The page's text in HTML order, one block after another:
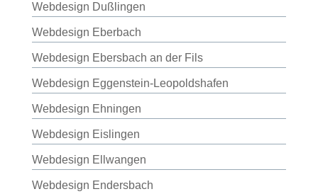
Webdesign Dußlingen
Webdesign Eberbach
Webdesign Ebersbach an der Fils
Webdesign Eggenstein-Leopoldshafen
Webdesign Ehningen
Webdesign Eislingen
Webdesign Ellwangen
Webdesign Endersbach